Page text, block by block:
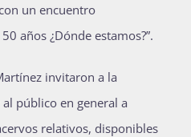
un encuentro
años ¿Dónde estamos?”.
invitaron a la
público en general a
relativos, disponibles